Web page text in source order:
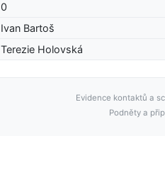
0
Ivan Bartoš
Terezie Holovská
Evidence kontaktů a
Podněty a